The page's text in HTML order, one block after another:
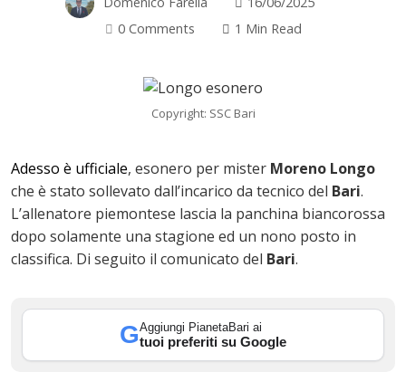
0 Comments
1 Min Read
Copyright: SSC Bari
Adesso è ufficiale, esonero per mister Moreno Longo
che è stato sollevato dall’incarico da tecnico del Bari.
L’allenatore piemontese lascia la panchina biancorossa
dopo solamente una stagione ed un nono posto in
classifica. Di seguito il comunicato del Bari.
GAggiungi PianetaBari ai
tuoi preferiti su Google